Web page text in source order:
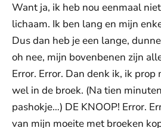
Want ja, ik heb nou eenmaal
lichaam. Ik ben lang en mijn
Dus dan heb je een lange,
oh nee, mijn bovenbenen zijn
Error. Error. Dan denk ik, ik
wel in de broek. (Na tien
pashokje…) DE KNOOP! Error.
van mijn moeite met broeken